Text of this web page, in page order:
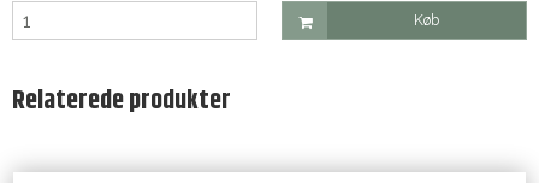
Køb
Relaterede produkter